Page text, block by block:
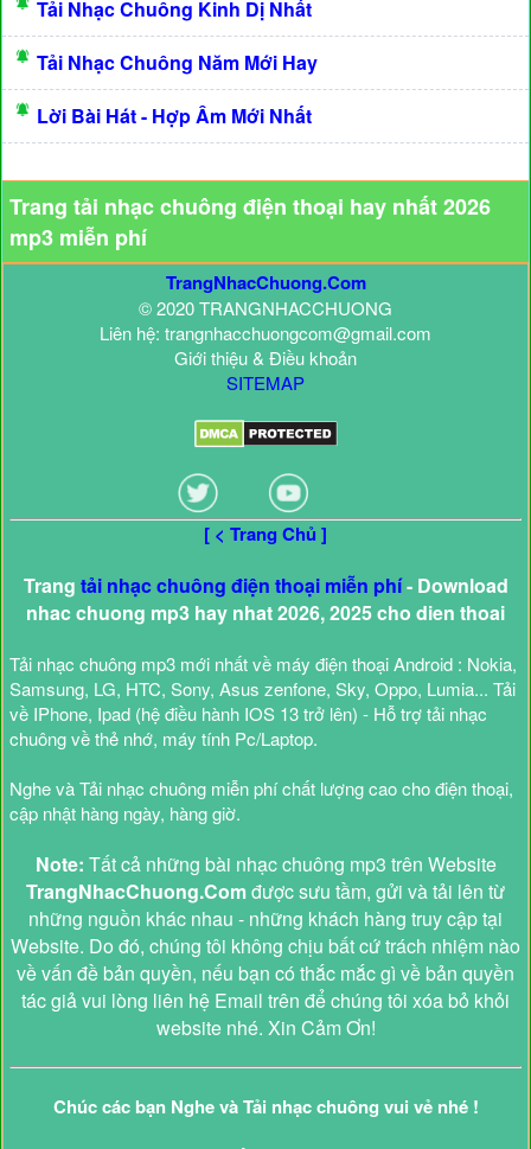
Tải Nhạc Chuông Kinh Dị Nhất
Tải Nhạc Chuông Năm Mới Hay
Lời Bài Hát - Hợp Âm Mới Nhất
Trang tải nhạc chuông điện thoại hay nhất 2026
mp3 miễn phí
TrangNhacChuong.Com
© 2020 TRANGNHACCHUONG
Liên hệ: trangnhacchuongcom@gmail.com
Giới thiệu & Điều khoản
SITEMAP
[ < Trang Chủ ]
Trang tải nhạc chuông điện thoại miễn phí- Download
nhac chuong mp3 hay nhat 2026, 2025 cho dien thoai
Tải nhạc chuông mp3 mới nhất về máy điện thoại Android : Nokia,
Samsung, LG, HTC, Sony, Asus zenfone, Sky, Oppo, Lumia... Tải
về IPhone, Ipad (hệ điều hành IOS 13 trở lên) - Hỗ trợ tải nhạc
chuông về thẻ nhớ, máy tính Pc/Laptop.
Nghe và Tải nhạc chuông miễn phí chất lượng cao cho điện thoại,
cập nhật hàng ngày, hàng giờ.
Note: Tất cả những bài nhạc chuông mp3 trên Website
TrangNhacChuong.Comđược sưu tầm, gửi và tải lên từ
những nguồn khác nhau - những khách hàng truy cập tại
Website. Do đó, chúng tôi không chịu bất cứ trách nhiệm nào
về vấn đề bản quyền, nếu bạn có thắc mắc gì về bản quyền
tác giả vui lòng liên hệ Email trên để chúng tôi xóa bỏ khỏi
website nhé. Xin Cảm Ơn!
Chúc các bạn Nghe và Tải nhạc chuông vui vẻ nhé !